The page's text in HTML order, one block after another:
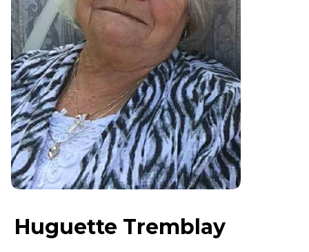
Huguette Tremblay